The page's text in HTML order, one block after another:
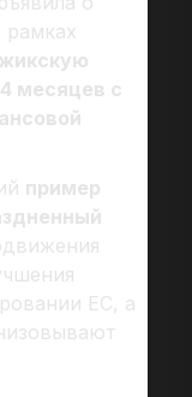
рамках
месяцев с
пример
ЕС, а